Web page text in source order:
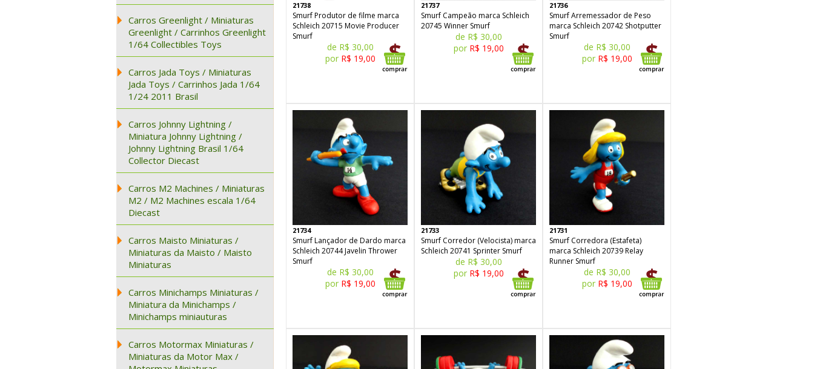
Carros Greenlight / Miniaturas
Greenlight / Carrinhos Greenlight
1/64 Collectibles Toys
Carros Jada Toys / Miniaturas
Jada Toys / Carrinhos Jada 1/64
1/24 2011 Brasil
Carros Johnny Lightning /
Miniatura Johnny Lightning /
Johnny Lightning Brasil 1/64
Collector Diecast
Carros M2 Machines / Miniaturas
M2 / M2 Machines escala 1/64
Diecast
Carros Maisto Miniaturas /
Miniaturas da Maisto / Maisto
Miniaturas
Carros Minichamps Miniaturas /
Miniatura da Minichamps /
Minichamps miniauturas
Carros Motormax Miniaturas /
Miniaturas da Motor Max /
21738
Smurf Produtor de filme marca
Schleich 20715 Movie Producer
Smurf
de R$ 30,00
por R$ 19,00
21737
Smurf Campeão marca Schleich
20745 Winner Smurf
de R$ 30,00
por R$ 19,00
21736
Smurf Arremessador de Peso
marca Schleich 20742 Shotputter
Smurf
de R$ 30,00
por R$ 19,00
21734
Smurf Lançador de Dardo marca
Schleich 20744 Javelin Thrower
Smurf
de R$ 30,00
por R$ 19,00
21733
Smurf Corredor (Velocista) marca
Schleich 20741 Sprinter Smurf
de R$ 30,00
por R$ 19,00
21731
Smurf Corredora (Estafeta)
marca Schleich 20739 Relay
Runner Smurf
de R$ 30,00
por R$ 19,00